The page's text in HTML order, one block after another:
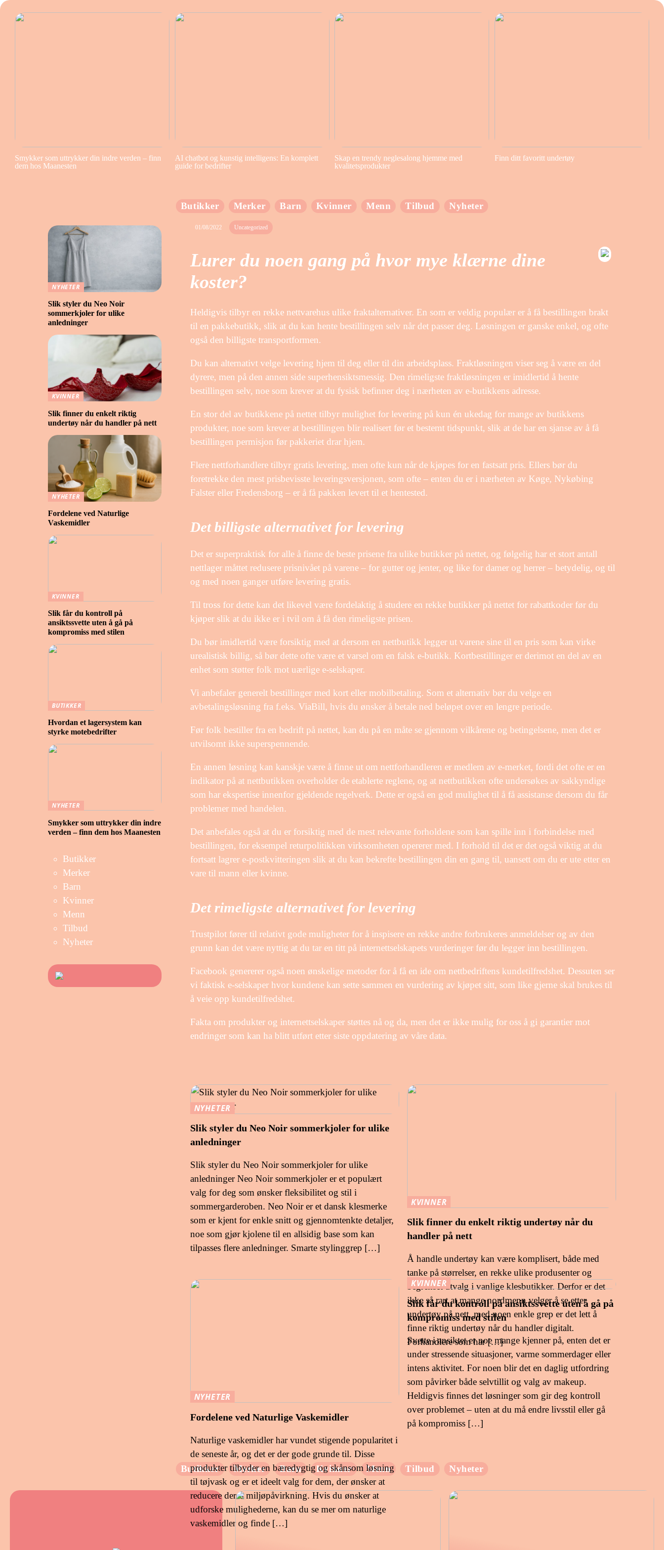
Smykker som uttrykker din indre verden – finn
dem hos Maanesten
AI chatbot og kunstig intelligens: En komplett
guide for bedrifter
Skap en trendy neglesalong hjemme med
kvalitetsprodukter
Finn ditt favoritt undertøy
Butikker Merker Barn Kvinner Menn Tilbud Nyheter
01/08/2022 Uncategorized
Lurer du noen gang på hvor mye klærne dine
koster?
Heldigvis tilbyr en rekke nettvarehus ulike fraktalternativer. En som er veldig populær er å få bestillingen brakt
til en pakkebutikk, slik at du kan hente bestillingen selv når det passer deg. Løsningen er ganske enkel, og ofte
også den billigste transportformen.
Du kan alternativt velge levering hjem til deg eller til din arbeidsplass. Fraktløsningen viser seg å være en del
dyrere, men på den annen side superhensiktsmessig. Den rimeligste fraktløsningen er imidlertid å hente
bestillingen selv, noe som krever at du fysisk befinner deg i nærheten av e-butikkens adresse.
En stor del av butikkene på nettet tilbyr mulighet for levering på kun én ukedag for mange av butikkens
produkter, noe som krever at bestillingen blir realisert før et bestemt tidspunkt, slik at de har en sjanse av å få
bestillingen permisjon før pakkeriet drar hjem.
Flere nettforhandlere tilbyr gratis levering, men ofte kun når de kjøpes for en fastsatt pris. Ellers bør du
foretrekke den mest prisbevisste leveringsversjonen, som ofte – enten du er i nærheten av Køge, Nykøbing
Falster eller Fredensborg – er å få pakken levert til et hentested.
Det billigste alternativet for levering
Det er superpraktisk for alle å finne de beste prisene fra ulike butikker på nettet, og følgelig har et stort antall
nettlager måttet redusere prisnivået på varene – for gutter og jenter, og like for damer og herrer – betydelig, og til
og med noen ganger utføre levering gratis.
Til tross for dette kan det likevel være fordelaktig å studere en rekke butikker på nettet for rabattkoder før du
kjøper slik at du ikke er i tvil om å få den rimeligste prisen.
Du bør imidlertid være forsiktig med at dersom en nettbutikk legger ut varene sine til en pris som kan virke
urealistisk billig, så bør dette ofte være et varsel om en falsk e-butikk. Kortbestillinger er derimot en del av en
enhet som støtter folk mot uærlige e-selskaper.
Vi anbefaler generelt bestillinger med kort eller mobilbetaling. Som et alternativ bør du velge en
avbetalingsløsning fra f.eks. ViaBill, hvis du ønsker å betale ned beløpet over en lengre periode.
Før folk bestiller fra en bedrift på nettet, kan du på en måte se gjennom vilkårene og betingelsene, men det er
utvilsomt ikke superspennende.
En annen løsning kan kanskje være å finne ut om nettforhandleren er medlem av e-merket, fordi det ofte er en
indikator på at nettbutikken overholder de etablerte reglene, og at nettbutikken ofte undersøkes av sakkyndige
som har ekspertise innenfor gjeldende regelverk. Dette er også en god mulighet til å få assistanse dersom du får
problemer med handelen.
Det anbefales også at du er forsiktig med de mest relevante forholdene som kan spille inn i forbindelse med
bestillingen, for eksempel returpolitikken virksomheten opererer med. I forhold til det er det også viktig at du
fortsatt lagrer e-postkvitteringen slik at du kan bekrefte bestillingen din en gang til, uansett om du er ute etter en
vare til mann eller kvinne.
Det rimeligste alternativet for levering
Trustpilot fører til relativt gode muligheter for å inspisere en rekke andre forbrukeres anmeldelser og av den
grunn kan det være nyttig at du tar en titt på internettselskapets vurderinger før du legger inn bestillingen.
Facebook genererer også noen ønskelige metoder for å få en ide om nettbedriftens kundetilfredshet. Dessuten ser
vi faktisk e-selskaper hvor kundene kan sette sammen en vurdering av kjøpet sitt, som like gjerne skal brukes til
å veie opp kundetilfredshet.
Fakta om produkter og internettselskaper støttes nå og da, men det er ikke mulig for oss å gi garantier mot
endringer som kan ha blitt utført etter siste oppdatering av våre data.
NYHETER
Slik styler du Neo Noir sommerkjoler for ulike
anledninger
Slik styler du Neo Noir sommerkjoler for ulike
anledninger Neo Noir sommerkjoler er et populært
valg for deg som ønsker fleksibilitet og stil i
sommergarderoben. Neo Noir er et dansk klesmerke
som er kjent for enkle snitt og gjennomtenkte detaljer,
noe som gjør kjolene til en allsidig base som kan
tilpasses flere anledninger. Smarte stylinggrep […]
KVINNER
Slik finner du enkelt riktig undertøy når du
handler på nett
Å handle undertøy kan være komplisert, både med
tanke på størrelser, en rekke ulike produsenter og
begrenset utvalg i vanlige klesbutikker. Derfor er det
ikke så rart at mange nordmenn velger å se etter
undertøy på nett, med noen enkle grep er det lett å
finne riktig undertøy når du handler digitalt.
Forhandlere som har […]
NYHETER
Fordelene ved Naturlige Vaskemidler
Naturlige vaskemidler har vundet stigende popularitet i
de seneste år, og det er der gode grunde til. Disse
produkter tilbyder en bæredygtig og skånsom løsning
til tøjvask og er et ideelt valg for dem, der ønsker at
reducere deres miljøpåvirkning. Hvis du ønsker at
udforske mulighederne, kan du se mer om naturlige
vaskemidler og finde […]
KVINNER
Slik får du kontroll på ansiktssvette uten å gå på
kompromiss med stilen
Svette i ansiktet er noe mange kjenner på, enten det er
under stressende situasjoner, varme sommerdager eller
intens aktivitet. For noen blir det en daglig utfordring
som påvirker både selvtillit og valg av makeup.
Heldigvis finnes det løsninger som gir deg kontroll
over problemet – uten at du må endre livsstil eller gå
på kompromiss […]
NYHETER
Slik styler du Neo Noir
sommerkjoler for ulike
anledninger
KVINNER
Slik finner du enkelt riktig
undertøy når du handler på nett
NYHETER
Fordelene ved Naturlige
Vaskemidler
KVINNER
Slik får du kontroll på
ansiktssvette uten å gå på
kompromiss med stilen
BUTIKKER
Hvordan et lagersystem kan
styrke motebedrifter
NYHETER
Smykker som uttrykker din indre
verden – finn dem hos Maanesten
Butikker
Merker
Barn
Kvinner
Menn
Tilbud
Nyheter
Butikker Merker Barn Kvinner Menn Tilbud Nyheter